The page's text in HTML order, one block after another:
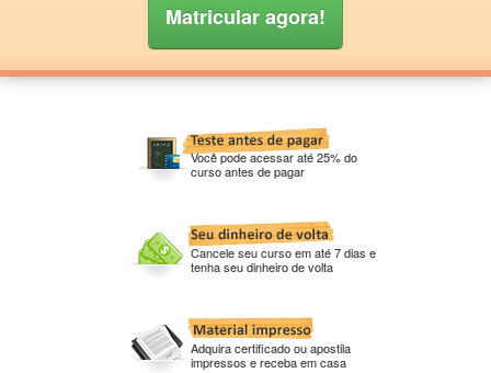
Matricular agora!
Você pode acessar até 25% do
curso antes de pagar
Cancele seu curso em até 7 dias e
tenha seu dinheiro de volta
Adquira certificado ou apostila
impressos e receba em casa